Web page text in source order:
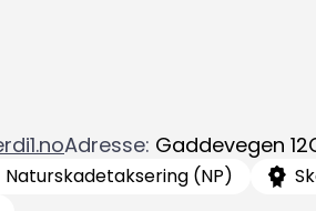
Adresse: Gaddevegen
Naturskadetaksering (NP)